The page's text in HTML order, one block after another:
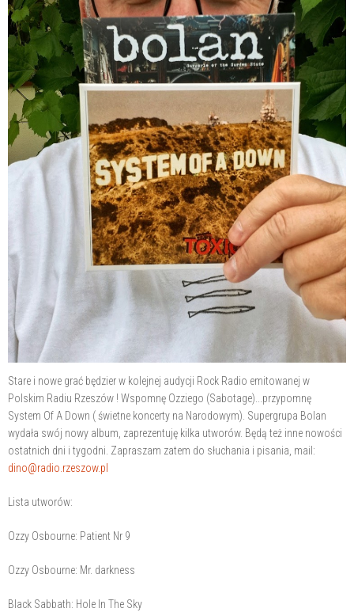
Stare i nowe grać będzier w kolejnej audycji Rock Radio emitowanej w
Polskim Radiu Rzeszów ! Wspomnę Ozziego (Sabotage)...przypomnę
System Of A Down ( świetne koncerty na Narodowym). Supergrupa Bolan
wydała swój nowy album, zaprezentuję kilka utworów. Będą też inne nowości
ostatnich dni i tygodni. Zapraszam zatem do słuchania i pisania, mail:
dino@radio.rzeszow.pl
Lista utworów:
Ozzy Osbourne: Patient Nr 9
Ozzy Osbourne: Mr. darkness
Black Sabbath: Hole In The Sky